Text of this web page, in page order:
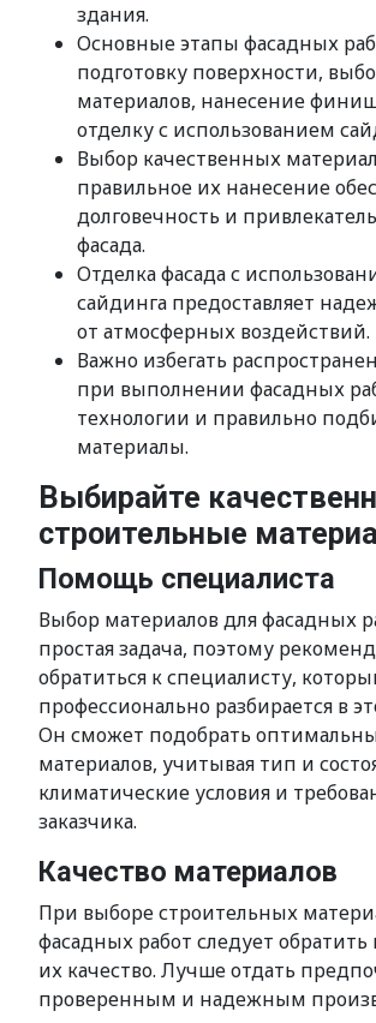
здания.
Основные этапы фасадных
подготовку поверхности,
материалов, нанесение
отделку с использованием
Выбор качественных
правильное их нанесение
долговечность и
фасада.
Отделка фасада с
сайдинга предоставляет
от атмосферных воздействий.
Важно избегать
при выполнении фасадных
технологии и правильно
материалы.
Выбирайте
строительные
Помощь специалиста
Выбор материалов для фасадных
простая задача, поэтому
обратиться к специалисту,
профессионально разбирается в
Он сможет подобрать
материалов, учитывая тип и
климатические условия и
заказчика.
Качество материалов
При выборе строительных
фасадных работ следует
их качество. Лучше отдать
проверенным и надежным